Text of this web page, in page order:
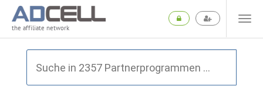
the affiliate network